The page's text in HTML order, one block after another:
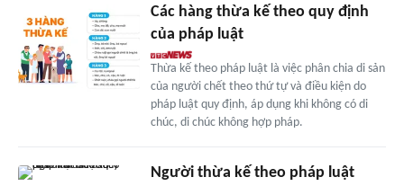
Các hàng thừa kế theo quy định
của pháp luật
Thừa kế theo pháp luật là việc phân chia di sản
của người chết theo thứ tự và điều kiện do
pháp luật quy định, áp dụng khi không có di
chúc, di chúc không hợp pháp.
Người thừa kế theo pháp luật